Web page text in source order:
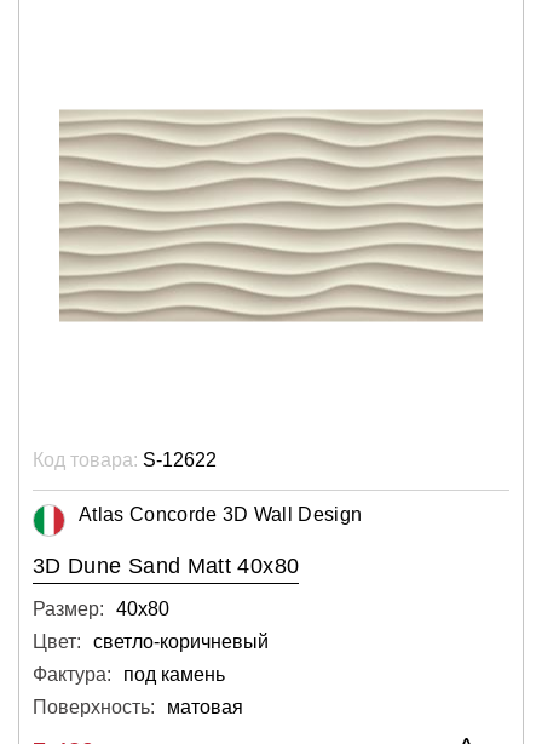
Код товара: S-12622
Atlas Concorde 3D Wall Design
3D Dune Sand Matt 40x80
Размер:
40х80
Цвет:
светло-коричневый
Фактура:
под камень
Поверхность:
матовая